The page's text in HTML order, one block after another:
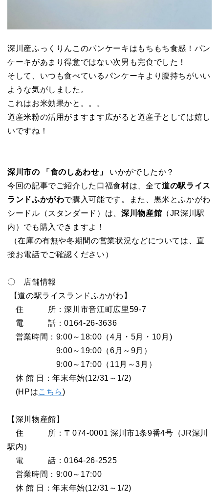
深川産ふっくりんこのパンケーキはもちもち食感！パン
ケーキがあまり得意ではない次男も完食でした！
そして、いつも食べているパンケーキより腹持ちがいい
ような気がしました。
これはお米効果かと。。。
道産米粉の活用がますます広がると道産子としては嬉し
いですね！
深川市の 「食のしあわせ」
いかがでしたか？
今回の記事でご紹介した口福食材は、全て道の駅ライス
ランドふかがわで購入可能です。また、黒米とふかがわ
シードル（スタンダード）は、 深川物産館 （JR深川駅
内）でも購入できますよ！
（在庫の有無や冬期間の営業状況などについては、直
接お電話でご確認ください）
〇 店舗情報
【道の駅ライスランドふかがわ】
住 所：深川市音江町広里59-7
電 話：0164-26-3636
営業時間：9:00～18:00（4月・5月・10月)
9:00～19:00（6月～9月）
9:00～17:00（11月～3月）
休 館 日：年末年始(12/31～1/2)
(HPはこちら)
【深川物産館】
住 所：〒074-0001 深川市1条9番4号（JR深川
駅内）
電 話：0164-26-2525
営業時間： 9:00～ 17:00
休 館 日：年末年始(12/31～1/2)